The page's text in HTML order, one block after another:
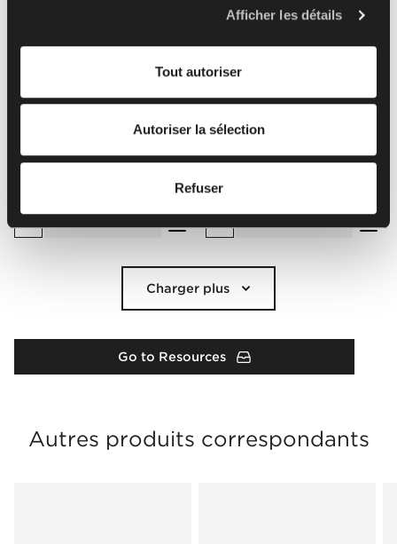
z o.o. Dans certains cas, nos partenaires peuvent
d'informations sur l'utilisation des cookies par nous et
nos partenaires et le traitement de vos données
personnelles, y compris vos droits, veuillez consulter
Afficher les détails
Tout autoriser
Autoriser la sélection
Refuser
Charger plus
Go to Resources
Autres produits correspondants